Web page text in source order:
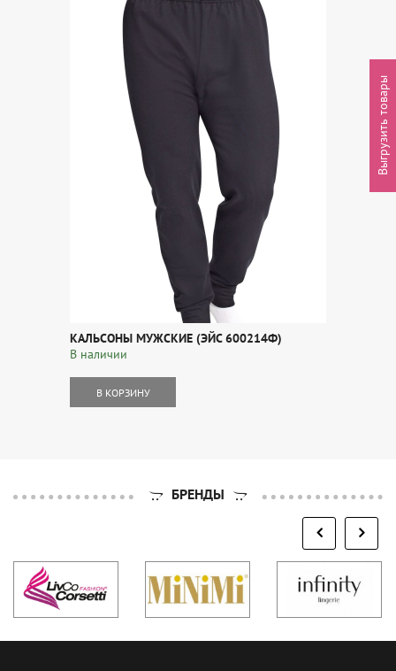
КАЛЬСОНЫ МУЖСКИЕ (ЭЙС 600214Ф)
В наличии
В КОРЗИНУ
БРЕНДЫ
Выгрузить товары